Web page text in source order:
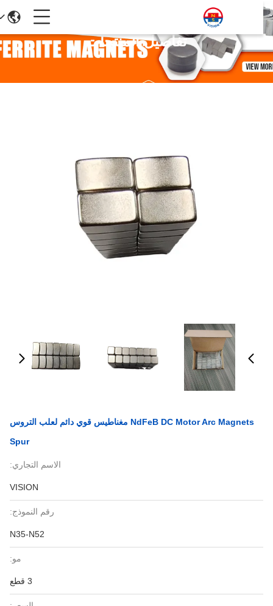
تفاصيل المنتجات
NdFeB DC Motor Arc Magnets مغناطيس قوي دائم لعلب التروس
Spur
الاسم التجاري:
VISION
رقم النموذج:
N35-N52
مو: